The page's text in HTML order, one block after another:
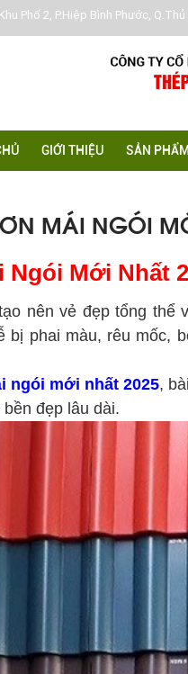
Phố 2, P.Hiệp Bình Phước,
GIỚI THIỆU SẢN PHẨM
MÁI NGÓI
Ngói Mới Nhất
nên vẻ đẹp tổng
bị phai màu, rêu
ngói mới nhất 2025,
đẹp lâu dài.